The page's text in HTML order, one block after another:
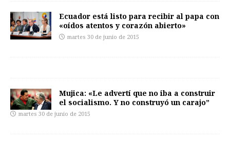
Ecuador está listo para recibir al papa con
«oídos atentos y corazón abierto»
martes 30 de junio de 2015
Mujica: «Le advertí que no iba a construir
el socialismo. Y no construyó un carajo”
martes 30 de junio de 2015